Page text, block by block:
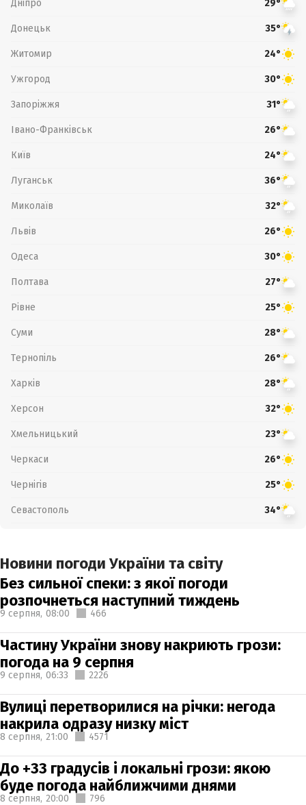
Дніпро 29°
Донецьк 35°
Житомир 24°
Ужгород 30°
Запоріжжя 31°
Івано-Франківськ 26°
Київ 24°
Луганськ 36°
Миколаїв 32°
Львів 26°
Одеса 30°
Полтава 27°
Рівне 25°
Суми 28°
Тернопіль 26°
Харків 28°
Херсон 32°
Хмельницький 23°
Черкаси 26°
Чернігів 25°
Севастополь 34°
Новини погоди України та світу
Без сильної спеки: з якої погоди
розпочнеться наступний тиждень
9 серпня, 08:00 466
Частину України знову накриють грози:
погода на 9 серпня
9 серпня, 06:33 2226
Вулиці перетворилися на річки: негода
накрила одразу низку міст
8 серпня, 21:00 4571
До +33 градусів і локальні грози: якою
буде погода найближчими днями
8 серпня, 20:00 796